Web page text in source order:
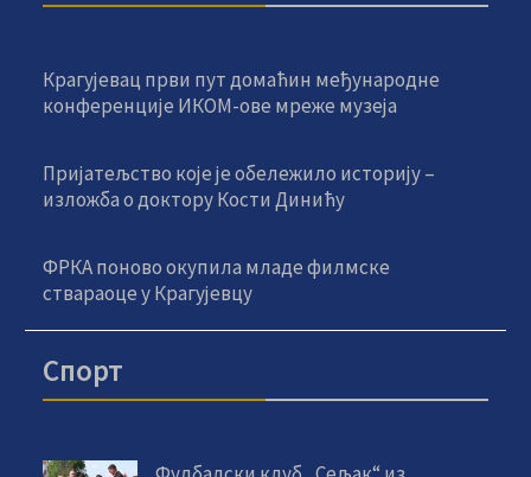
Крагујевац први пут домаћин међународне
конференције ИКОМ-ове мреже музеја
Пријатељство које је обележило историју –
изложба о доктору Кости Динићу
ФРКА поново окупила младе филмске
ствараоце у Крагујевцу
Спорт